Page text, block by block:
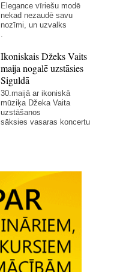
Elegance vīriešu modē
nekad nezaudē savu
nozīmi, un uzvalks
Ikoniskais Džeks Vaits
maija nogalē uzstāsies
Siguldā
30.maijā ar ikoniskā
mūziķa Džeka Vaita
uzstāšanos
sāksies vasaras koncertu